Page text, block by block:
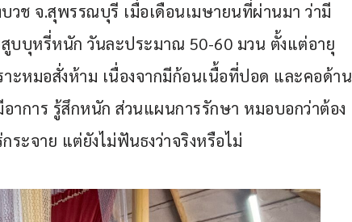
ช จ.สุพรรณบุรี เมื่อเดือนเมษายนที่ผ่านมา ว่ามี
บบุหรี่หนัก วันละประมาณ 50-60 มวน ตั้งแต่อายุ
ะหมอสั่งห้าม เนื่องจากมีก้อนเนื้อที่ปอด และคอด้าน
อาการ รู้สึกหนัก ส่วนแผนการรักษา หมอบอกว่าต้อง
ระจาย แต่ยังไม่ฟันธงว่าจริงหรือไม่